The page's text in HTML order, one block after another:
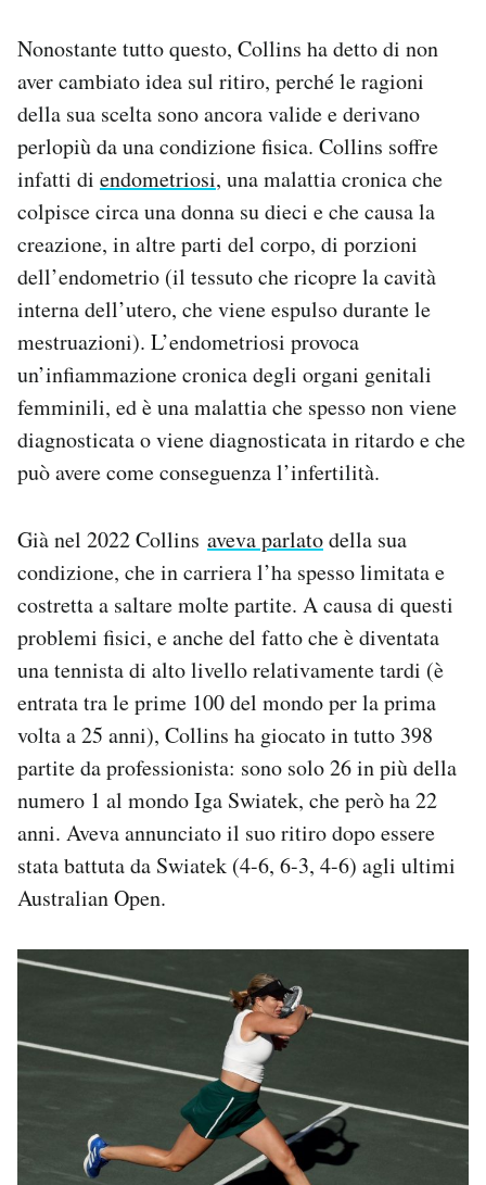
Nonostante tutto questo, Collins ha detto di non
aver cambiato idea sul ritiro, perché le ragioni
della sua scelta sono ancora valide e derivano
perlopiù da una condizione fisica. Collins soffre
infatti di endometriosi, una malattia cronica che
colpisce circa una donna su dieci e che causa la
creazione, in altre parti del corpo, di porzioni
dell’endometrio (il tessuto che ricopre la cavità
interna dell’utero, che viene espulso durante le
mestruazioni). L’endometriosi provoca
un’infiammazione cronica degli organi genitali
femminili, ed è una malattia che spesso non viene
diagnosticata o viene diagnosticata in ritardo e che
può avere come conseguenza l’infertilità.
Già nel 2022 Collins aveva parlatodella sua
condizione, che in carriera l’ha spesso limitata e
costretta a saltare molte partite. A causa di questi
problemi fisici, e anche del fatto che è diventata
una tennista di alto livello relativamente tardi (è
entrata tra le prime 100 del mondo per la prima
volta a 25 anni), Collins ha giocato in tutto 398
partite da professionista: sono solo 26 in più della
numero 1 al mondo Iga Swiatek, che però ha 22
anni. Aveva annunciato il suo ritiro dopo essere
stata battuta da Swiatek (4-6, 6-3, 4-6) agli ultimi
Australian Open.